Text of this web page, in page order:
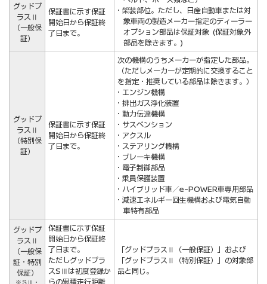
・架装部位。ただし、日産自動車または対
象車両の製造メーカー指定のディーラー
オプション部品は保証対象 (保証対象外
部品を除きます。)
グッドプ
ラスⅡ
（一般保
証）
保証書に示す保証
開始日から保証終
了日まで。
グッドプ
ラスⅡ
（特別保
証）
保証書に示す保証
開始日から保証終
了日まで。
次の機構のうちメーカーが指定した部品。
（ただしメーカーが定期的に交換すること
を指定・推奨している部品は除きます。）
・エンジン機構
・排出ガス浄化装置
・動力伝達機構
・サスペンション
・アクスル
・ステアリング機構
・ブレーキ機構
・電子制御部品
・乗員保護装置
・ハイブリッド車／e-POWER車専用部品
・減速エネルギー回生機構および電気自動
車特有部品
グッドプ
ラスⅡ
（一般保
証・特別
保証）
※ＳⅢ・
保証書に示す保証
開始日から保証終
了日まで。
ただしグッドプラ
スSⅢは初度登録か
らの累積走行距離
「グッドプラスⅡ（一般保証）」および
「グッドプラスⅡ（特別保証）」の対象部
品と同じ。